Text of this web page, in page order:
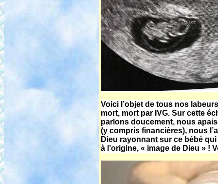
Voici l’objet de tous nos
mort, mort par IVG. Sur cette
parlons doucement, nous
(y compris financières), nous
Dieu rayonnant sur ce bébé
à l’origine, « image de Dieu » !